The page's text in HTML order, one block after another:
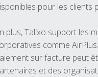
pour les clients
plus, Talixo support les
comme
sur facture peut
et des